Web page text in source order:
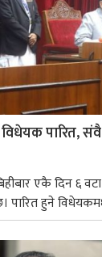
पारित,
एकै दिन ६
पारित हुने